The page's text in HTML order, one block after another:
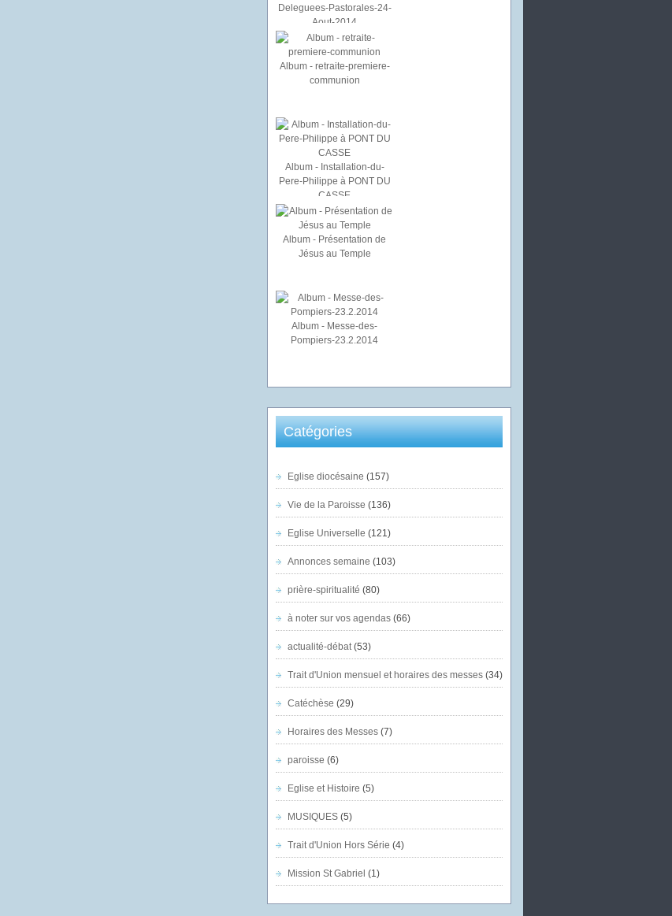
Deleguees-Pastorales-24-
Aout-2014
Album - retraite-premiere-
communion
Album - Installation-du-
Pere-Philippe à PONT DU
CASSE
Album - Présentation de
Jésus au Temple
Album - Messe-des-
Pompiers-23.2.2014
Catégories
Eglise diocésaine (157)
Vie de la Paroisse (136)
Eglise Universelle (121)
Annonces semaine (103)
prière-spiritualité (80)
à noter sur vos agendas(66)
actualité-débat(53)
Trait d'Union mensuel et horaires des messes(34)
Catéchèse (29)
Horaires des Messes(7)
paroisse (6)
Eglise et Histoire (5)
MUSIQUES(5)
Trait d'Union Hors Série (4)
Mission St Gabriel (1)